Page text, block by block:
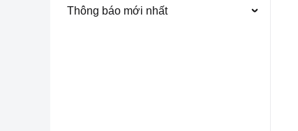
Thông báo mới nhất